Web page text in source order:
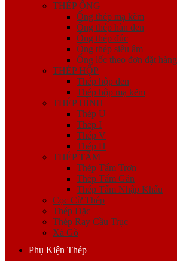
THÉP ỐNG
Ống thép mạ kẽm
Ống thép hàn đen
Ống thép đúc
Ống thép siêu âm
Ống lốc theo đơn đặt hàng
THÉP HỘP
Thép hộp đen
Thép hộp mạ kẽm
THÉP HÌNH
Thép U
Thép I
Thép V
Thép H
THÉP TẤM
Thép Tấm Trơn
Thép Tấm Gân
Thép Tấm Nhập Khẩu
Cọc Cừ Thép
Thép Đặc
Thép Ray Cầu Trục
Xà Gồ
Phụ Kiện Thép